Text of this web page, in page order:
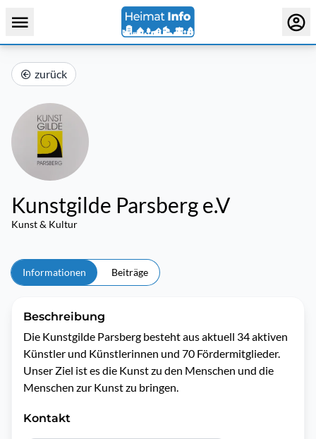
zurück
Kunstgilde Parsberg e.V
Kunst & Kultur
Informationen Beiträge
Beschreibung
Die Kunstgilde Parsberg besteht aus aktuell 34 aktiven
Künstler und Künstlerinnen und 70 Fördermitglieder.
Unser Ziel ist es die Kunst zu den Menschen und die
Menschen zur Kunst zu bringen.
Kontakt